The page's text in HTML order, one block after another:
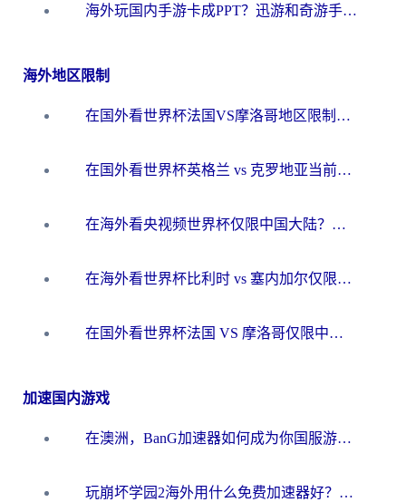
海外玩国内手游卡成PPT？迅游和奇游手游哪个好？一篇讲透回国加速器怎么选
海外地区限制
在国外看世界杯法国VS摩洛哥地区限制？这篇指南让你流畅看中文解说无压力
在国外看世界杯英格兰 vs 克罗地亚当前地区不可播放？这篇指南帮你搞定所有海外观赛难题
在海外看央视频世界杯仅限中国大陆？这篇指南帮你解锁中文解说+无卡顿直播
在海外看世界杯比利时 vs 塞内加尔仅限中国大陆？我找到了最流畅的中文解说之路
在国外看世界杯法国 VS 摩洛哥仅限中国大陆？海外党这样看中文解说赛事不卡顿
加速国内游戏
在澳洲，BanG加速器如何成为你国服游戏的“时光机”？
玩崩坏学园2海外用什么免费加速器好？2026海外党亲测国服游戏加速指南